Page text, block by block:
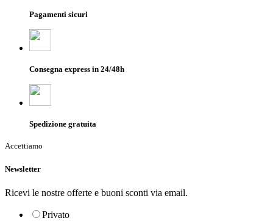
Pagamenti sicuri
Consegna express in 24/48h
Spedizione gratuita
Accettiamo
Newsletter
Ricevi le nostre offerte e buoni sconti via email.
Privato